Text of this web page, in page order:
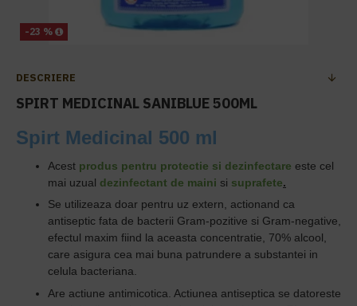
-23 %
DESCRIERE
SPIRT MEDICINAL SANIBLUE 500ML
Spirt Medicinal 500 ml
Acest produs pentru protectie si dezinfectare este cel
mai uzual dezinfectant de maini si suprafete.
Se utilizeaza doar pentru uz extern, actionand ca
antiseptic fata de bacterii Gram-pozitive si Gram-negative,
efectul maxim fiind la aceasta concentratie, 70% alcool,
care asigura cea mai buna patrundere a substantei in
celula bacteriana.
Are actiune antimicotica. Actiunea antiseptica se datoreste